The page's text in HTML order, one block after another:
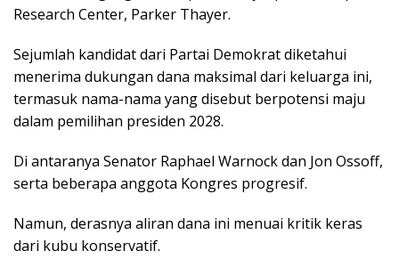
Research Center, Parker Thayer.
Sejumlah kandidat dari Partai Demokrat diketahui
menerima dukungan dana maksimal dari keluarga ini,
termasuk nama-nama yang disebut berpotensi maju
dalam pemilihan presiden 2028.
Di antaranya Senator Raphael Warnock dan Jon Ossoff,
serta beberapa anggota Kongres progresif.
Namun, derasnya aliran dana ini menuai kritik keras
dari kubu konservatif.